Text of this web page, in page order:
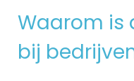
Waarom is
bij